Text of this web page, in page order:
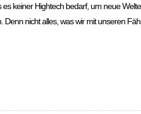
keiner Hightech bedarf, um neue
nicht alles, was wir mit unseren